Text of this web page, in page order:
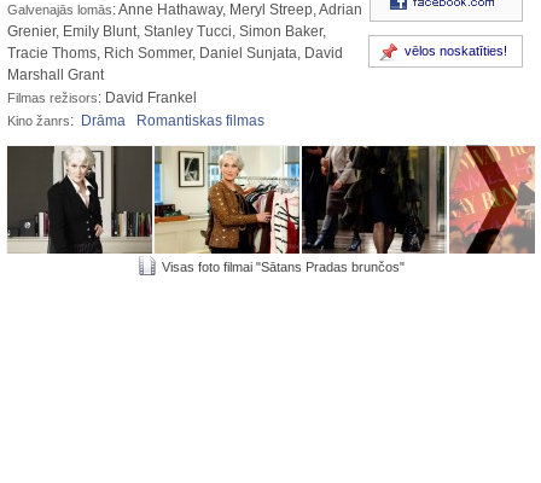
vēlos noskatīties!
Galvenajās lomās: Anne Hathaway, Meryl Streep, Adrian
Grenier, Emily Blunt, Stanley Tucci, Simon Baker,
Tracie Thoms, Rich Sommer, Daniel Sunjata, David
Marshall Grant
Filmas režisors: David Frankel
Kino žanrs: Drāma Romantiskas filmas
Visas foto filmai "Sātans Pradas brunčos"